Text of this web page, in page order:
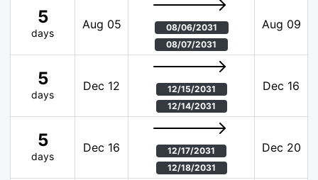
5
days
Aug 05
08/06/2031
08/07/2031
Aug 09
5
days
Dec 12
12/15/2031
12/14/2031
Dec 16
5
days
Dec 16
12/17/2031
12/18/2031
Dec 20